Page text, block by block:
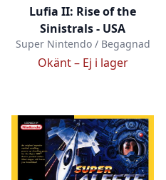
Lufia II: Rise of the
Sinistrals - USA
Super Nintendo / Begagnad
Okänt – Ej i lager